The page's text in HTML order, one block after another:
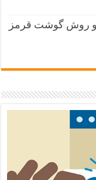
روش گوشت قرمز